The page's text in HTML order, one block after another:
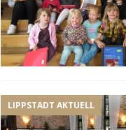
LIPPSTADT AKTUELL